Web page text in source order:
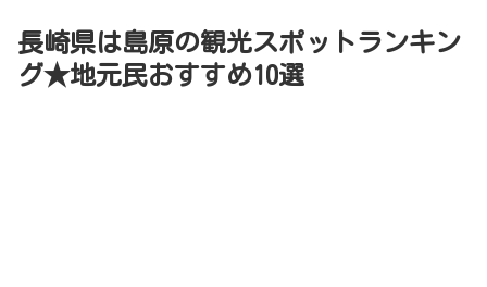
長崎県は島原の観光スポットランキン
グ★地元民おすすめ10選